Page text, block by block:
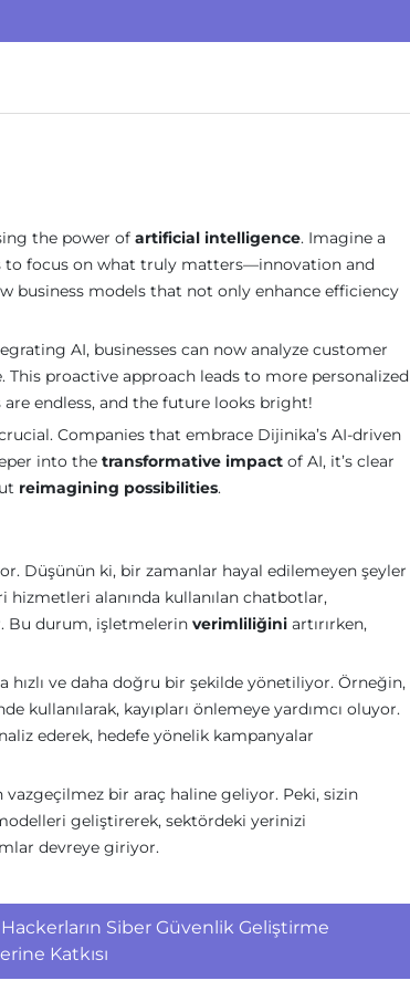
the power of artificial intelligence. Imagine a
to focus on what truly matters—innovation and
business models that not only enhance efficiency
AI, businesses can now analyze customer
proactive approach leads to more personalized
endless, and the future looks bright!
Companies that embrace Dijinika’s AI-driven
into the transformative impact of AI, it’s clear
reimagining possibilities.
Düşünün ki, bir zamanlar hayal edilemeyen şeyler
hizmetleri alanında kullanılan chatbotlar,
Bu durum, işletmelerin verimliliğini artırırken,
hızlı ve daha doğru bir şekilde yönetiliyor. Örneğin,
kullanılarak, kayıpları önlemeye yardımcı oluyor.
ederek, hedefe yönelik kampanyalar
vazgeçilmez bir araç haline geliyor. Peki, sizin
geliştirerek, sektördeki yerinizi
devreye giriyor.
Hackerların Siber Güvenlik Geliştirme
Katkısı